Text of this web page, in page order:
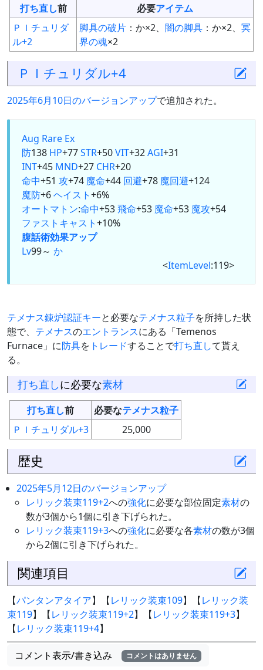
打ち直し前 必要アイテム
ＰＩチュリダ
ル+2
脚具の破片 ：か×2、 闇の脚具 ：か×2、 冥
界の魂×2
ＰＩチュリダル+4
2025年6月10日のバージョンアップで追加された。
Aug Rare Ex
防138 HP+77STR+50VIT+32AGI+31
INT+45 MND+27 CHR+20
命中+51 攻+74 魔命+44 回避+78 魔回避+124
魔防+6ヘイスト+6%
オートマトン:命中+53飛命+53 魔命+53 魔攻+54
ファストキャスト+10%
腹話術効果アップ
Lv99～ か
<ItemLevel:119>
テメナス錬炉認証キーと必要なテメナス粒子を所持した状
態で、 テメナスのエントランスにある「Temenos
Furnace」に防具を トレードすることで打ち直して貰え
る。
打ち直しに必要な素材
打ち直し前 必要なテメナス粒子
ＰＩチュリダル+3
25,000
歴史
2025年5月12日のバージョンアップ
レリック装束119+2への強化に必要な部位固定素材の
数が3個から1個に引き下げられた。
レリック装束119+3への強化に必要な各素材の数が3個
から2個に引き下げられた。
関連項目
【パンタンアタイア】【レリック装束109】【レリック装
束119】【レリック装束119+2】【レリック装束119+3】
【レリック装束119+4】
コメント表示/書き込み コメントはありません